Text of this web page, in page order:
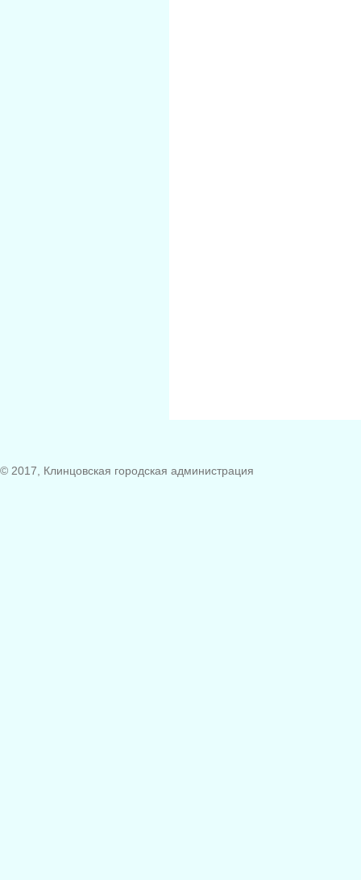
© 2017, Клинцовская городская администрация